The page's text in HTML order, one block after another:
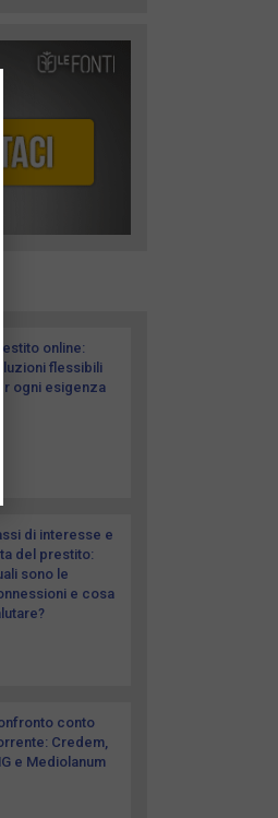
online:
flessibili
ogni esigenza
di interesse e
del prestito:
sono le
e cosa
conto
Credem,
e Mediolanum